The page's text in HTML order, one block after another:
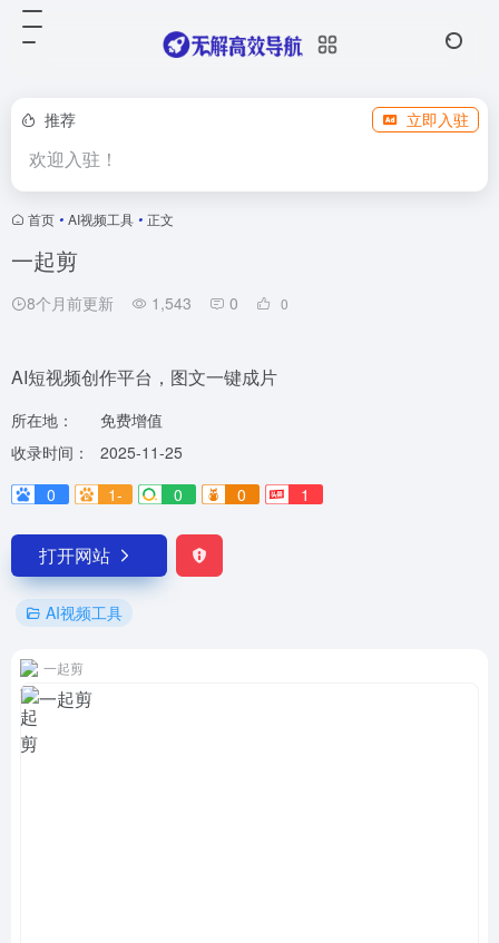
推荐 立即入驻
欢迎入驻！
首页 • AI视频工具 • 正文
一起剪
8个月前更新 1,543 0 0
AI短视频创作平台，图文一键成片
所在地：
免费增值
收录时间：
2025-11-25
0
1- 0 0 1
打开网站
AI视频工具
一起剪